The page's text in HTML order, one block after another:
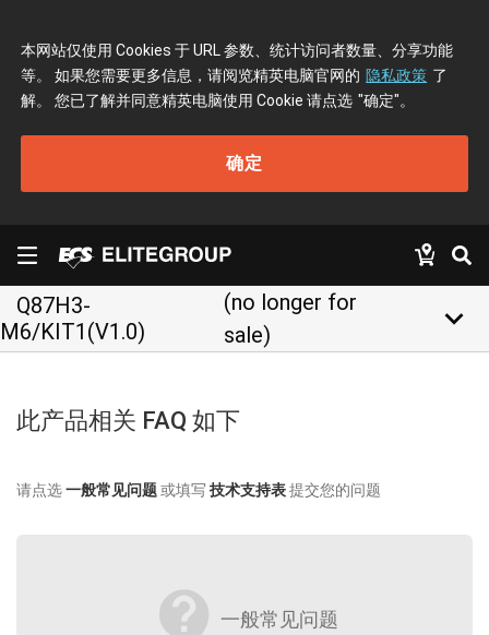
本网站仅使用 Cookies 于 URL 参数、统计访问者数量、分享功能
等。 如果您需要更多信息，请阅览精英电脑官网的 隐私政策 了
解。 您已了解并同意精英电脑使用 Cookie 请点选 "确定"。
确定
Q87H3-
M6/KIT1(V1.0)
(no longer for
sale)
keyboard_arrow_down
此产品相关 FAQ 如下
请点选一般常见问题或填写 技术支持表提交您的问题
contact_support 一般常见问题